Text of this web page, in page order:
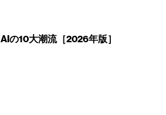
AIの10大潮流［2026年版］